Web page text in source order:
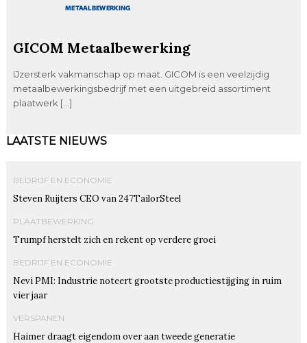
GICOM Metaalbewerking
IJzersterk vakmanschap op maat. GICOM is een veelzijdig
metaalbewerkingsbedrijf met een uitgebreid assortiment
plaatwerk […]
LAATSTE NIEUWS
BEDRIJF EN ECONOMIE
Steven Ruijters CEO van 247TailorSteel
PLAATBEWERKING
Trumpf herstelt zich en rekent op verdere groei
BEDRIJF EN ECONOMIE
Nevi PMI: Industrie noteert grootste productiestijging in ruim
vier jaar
VERSPANEN
Haimer draagt eigendom over aan tweede generatie